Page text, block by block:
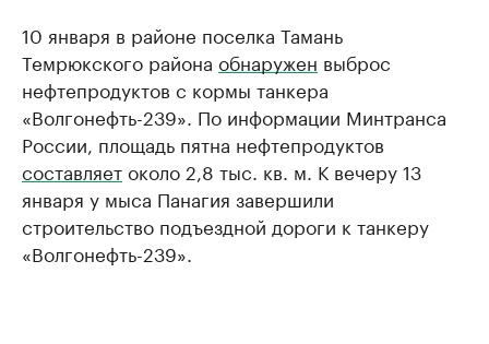
10 января в районе поселка Тамань
Темрюкского района обнаружен выброс
нефтепродуктов с кормы танкера
«Волгонефть-239». По информации Минтранса
России, площадь пятна нефтепродуктов
составляетоколо 2,8 тыс. кв. м. К вечеру 13
января у мыса Панагия завершили
строительство подъездной дороги к танкеру
«Волгонефть-239».